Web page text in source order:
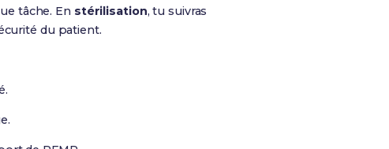
tâche. En stérilisation, tu suivras
du patient.